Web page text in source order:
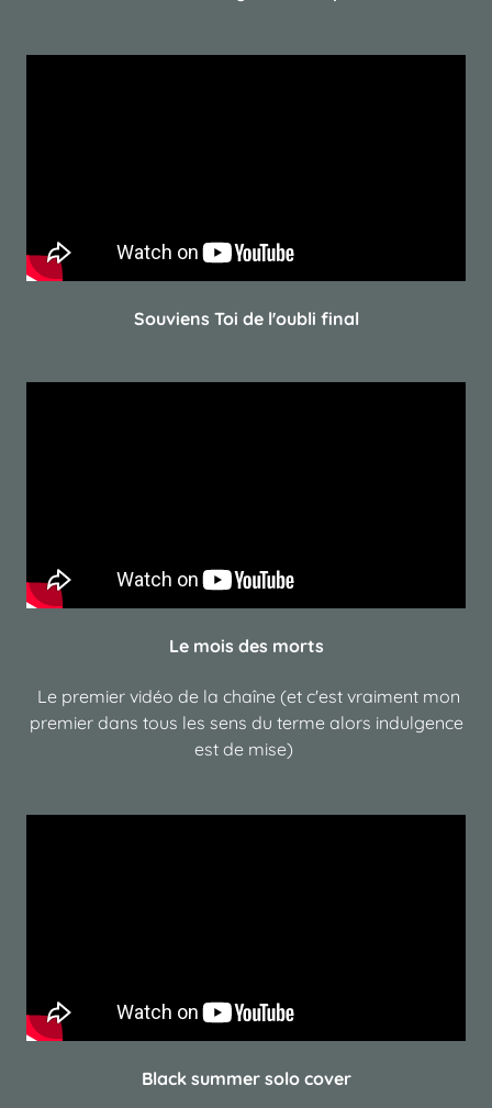
Souviens Toi de l'oubli final
Le mois des morts
Le premier vidéo de la chaîne (et c'est vraiment mon
premier dans tous les sens du terme alors indulgence
est de mise)
Black summer solo cover